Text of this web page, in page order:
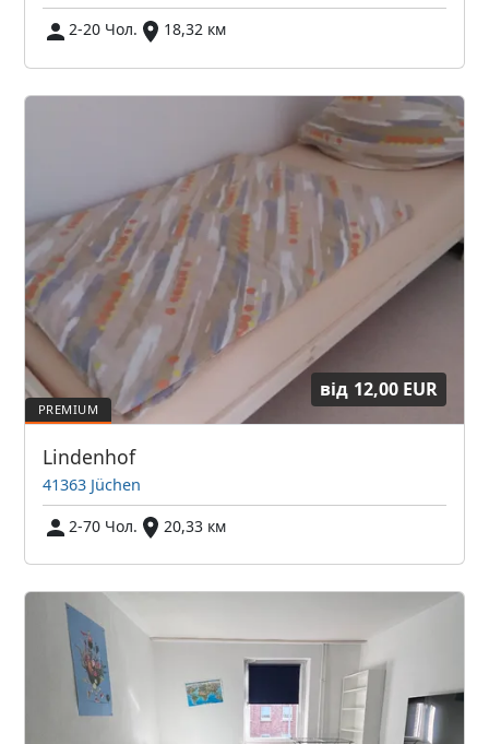
2-20 Чол.
18,32 км
від 12,00 EUR
Lindenhof
41363 Jüchen
2-70 Чол.
20,33 км